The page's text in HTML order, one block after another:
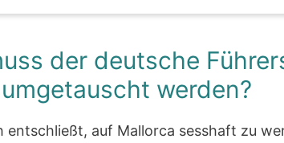
der deutsche
werden?
entschließt, auf Mallorca sesshaft zu